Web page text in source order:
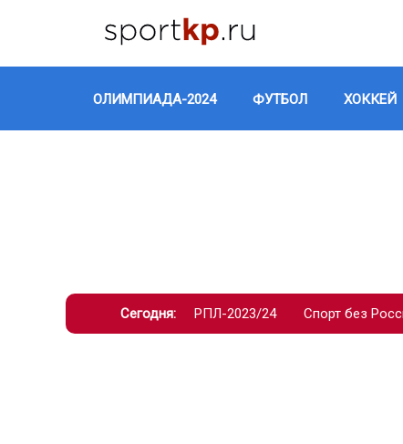
ОЛИМПИАДА-2024 ФУТБОЛ ХОККЕЙ
Сегодня: РПЛ-2023/24 Спорт без